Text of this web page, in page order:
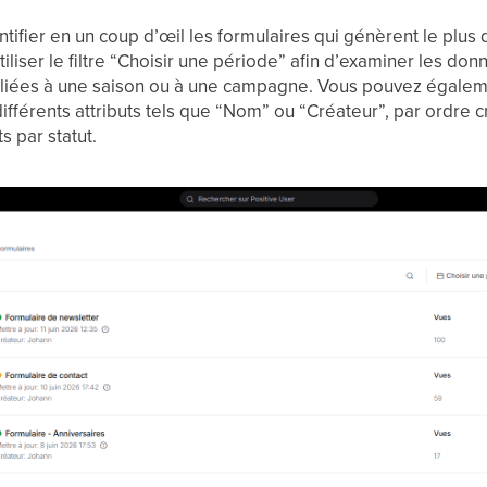
en un coup d’œil les formulaires qui génèrent le plus
le filtre “Choisir une période” afin d’examiner les
à une saison ou à une campagne. Vous pouvez
attributs tels que “Nom” ou “Créateur”, par ordre
par statut.